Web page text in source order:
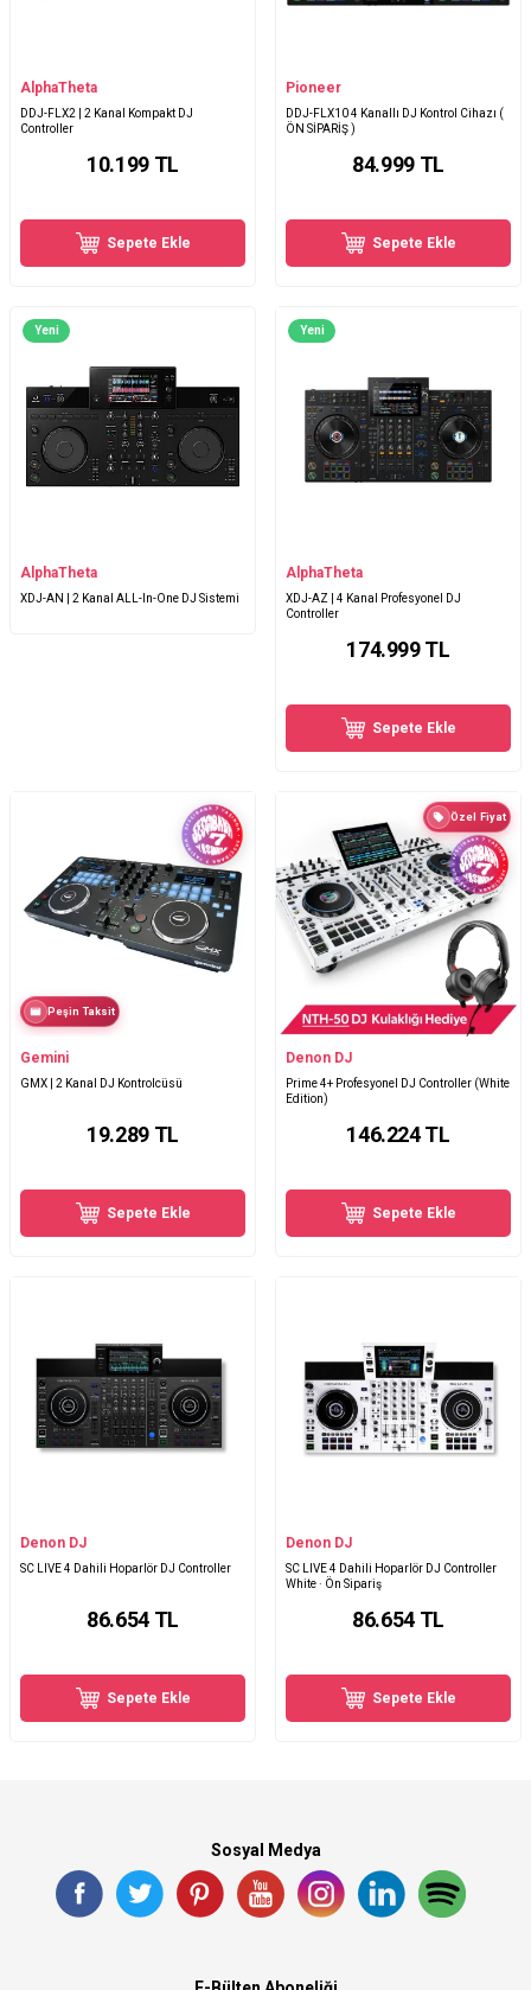
AlphaTheta
DDJ-FLX2 | 2 Kanal Kompakt DJ
Controller
10.199TL
Sepete Ekle
Pioneer
DDJ-FLX10 4 Kanallı DJ Kontrol Cihazı (
ÖN SİPARİŞ )
84.999TL
Sepete Ekle
Yeni
AlphaTheta
XDJ-AN | 2 Kanal ALL-In-One DJ Sistemi
Yeni
AlphaTheta
XDJ-AZ | 4 Kanal Profesyonel DJ
Controller
174.999TL
Sepete Ekle
Peşin Taksit
Gemini
GMX | 2 Kanal DJ Kontrolcüsü
19.289TL
Sepete Ekle
Özel Fiyat
Denon DJ
Prime 4+ Profesyonel DJ Controller (White
Edition)
146.224TL
Sepete Ekle
Denon DJ
SC LIVE 4 Dahili Hoparlör DJ Controller
86.654TL
Sepete Ekle
Denon DJ
SC LIVE 4 Dahili Hoparlör DJ Controller
White · Ön Sipariş
86.654TL
Sepete Ekle
Sosyal Medya